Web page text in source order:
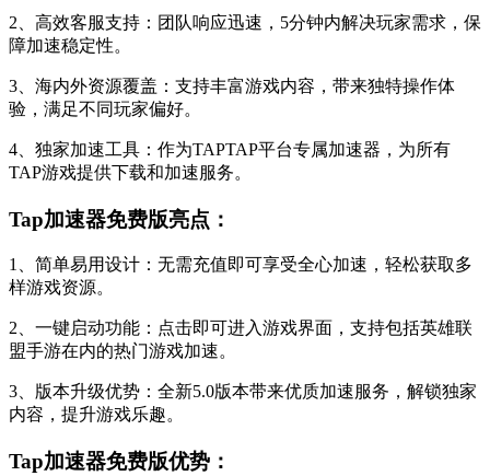
2、高效客服支持：团队响应迅速，5分钟内解决玩家需求，保
障加速稳定性。
3、海内外资源覆盖：支持丰富游戏内容，带来独特操作体
验，满足不同玩家偏好。
4、独家加速工具：作为TAPTAP平台专属加速器，为所有
TAP游戏提供下载和加速服务。
Tap加速器免费版亮点：
1、简单易用设计：无需充值即可享受全心加速，轻松获取多
样游戏资源。
2、一键启动功能：点击即可进入游戏界面，支持包括英雄联
盟手游在内的热门游戏加速。
3、版本升级优势：全新5.0版本带来优质加速服务，解锁独家
内容，提升游戏乐趣。
Tap加速器免费版优势：